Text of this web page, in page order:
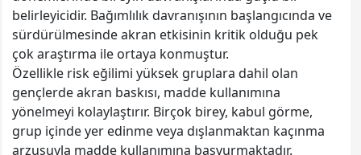
belirleyicidir. Bağımlılık davranışının başlangıcında ve
sürdürülmesinde akran etkisinin kritik olduğu pek
çok araştırma ile ortaya konmuştur.
Özellikle risk eğilimi yüksek gruplara dahil olan
gençlerde akran baskısı, madde kullanımına
yönelmeyi kolaylaştırır. Birçok birey, kabul görme,
grup içinde yer edinme veya dışlanmaktan kaçınma
arzusuyla madde kullanımına başvurmaktadır.